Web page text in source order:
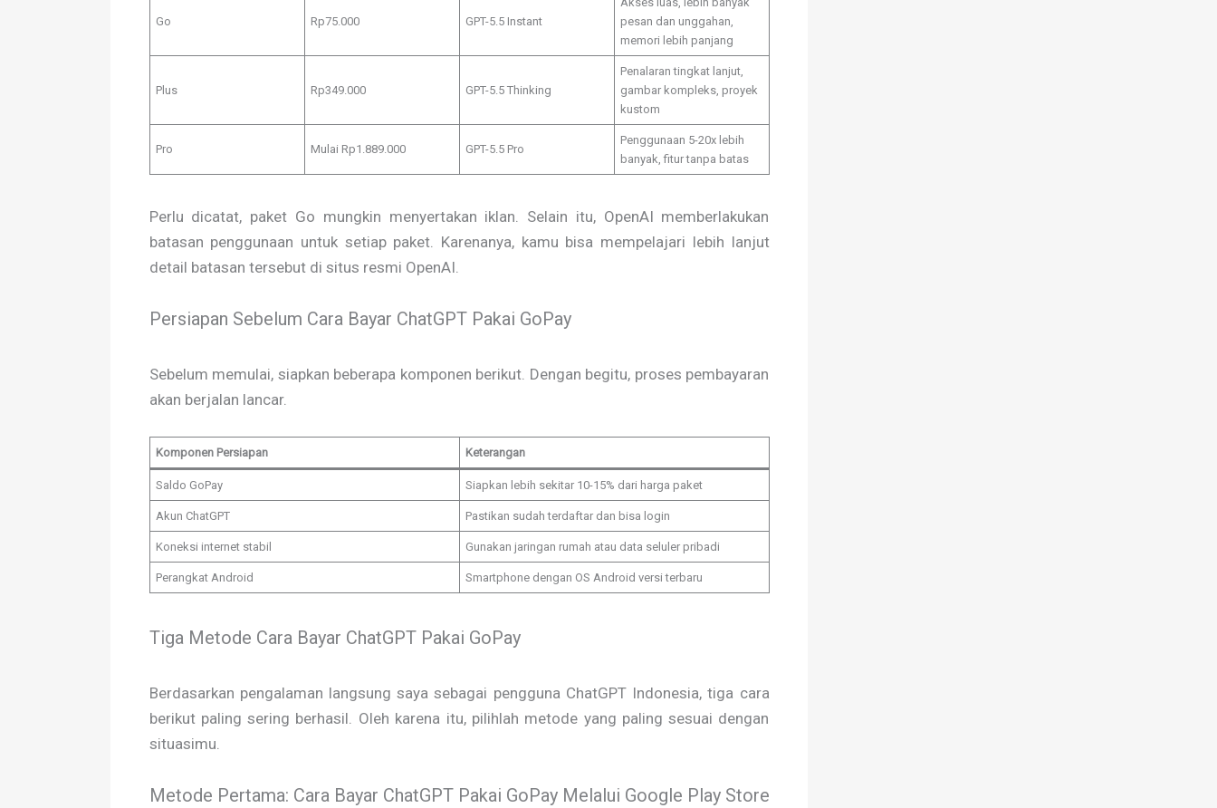
Go Rp75.000 GPT-5.5 Instant
pesan dan unggahan,
memori lebih panjang
Plus Rp349.000 GPT-5.5 Thinking
Penalaran tingkat lanjut,
gambar kompleks, proyek
kustom
Pro Mulai Rp1.889.000 GPT-5.5 Pro
Penggunaan 5-20x lebih
banyak, fitur tanpa batas
Perlu dicatat, paket Go mungkin menyertakan iklan. Selain itu, OpenAI memberlakukan
batasan penggunaan untuk setiap paket. Karenanya, kamu bisa mempelajari lebih lanjut
detail batasan tersebut di situs resmi OpenAI.
Persiapan Sebelum Cara Bayar ChatGPT Pakai GoPay
Sebelum memulai, siapkan beberapa komponen berikut. Dengan begitu, proses pembayaran
akan berjalan lancar.
Komponen Persiapan Keterangan
Saldo GoPay Siapkan lebih sekitar 10-15% dari harga paket
Akun ChatGPT Pastikan sudah terdaftar dan bisa login
Koneksi internet stabil Gunakan jaringan rumah atau data seluler pribadi
Perangkat Android Smartphone dengan OS Android versi terbaru
Tiga Metode Cara Bayar ChatGPT Pakai GoPay
Berdasarkan pengalaman langsung saya sebagai pengguna ChatGPT Indonesia, tiga cara
berikut paling sering berhasil. Oleh karena itu, pilihlah metode yang paling sesuai dengan
situasimu.
Metode Pertama: Cara Bayar ChatGPT Pakai GoPay Melalui Google Play Store